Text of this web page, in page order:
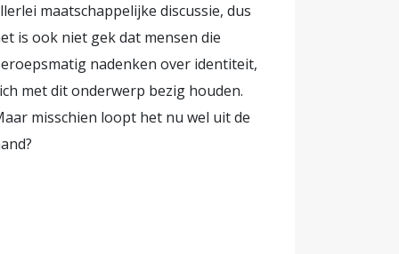
wie het
opvang
is:
van
voor
maatschappelijke discussie, dus
is ook niet gek dat mensen die
nadenken over identiteit,
met dit onderwerp bezig houden.
misschien loopt het nu wel uit de